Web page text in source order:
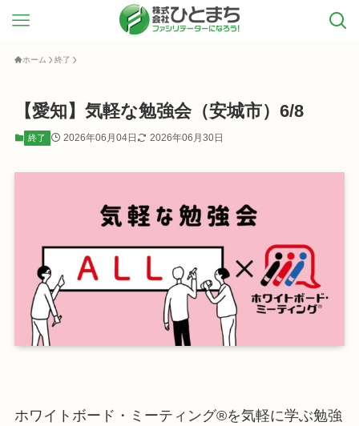
ホーム 終了
【愛知】気軽な勉強会（安城市）6/8
終了 2026年06月04日 2026年06月30日
ホワイトボード・ミーティング®を気軽に学ぶ勉強